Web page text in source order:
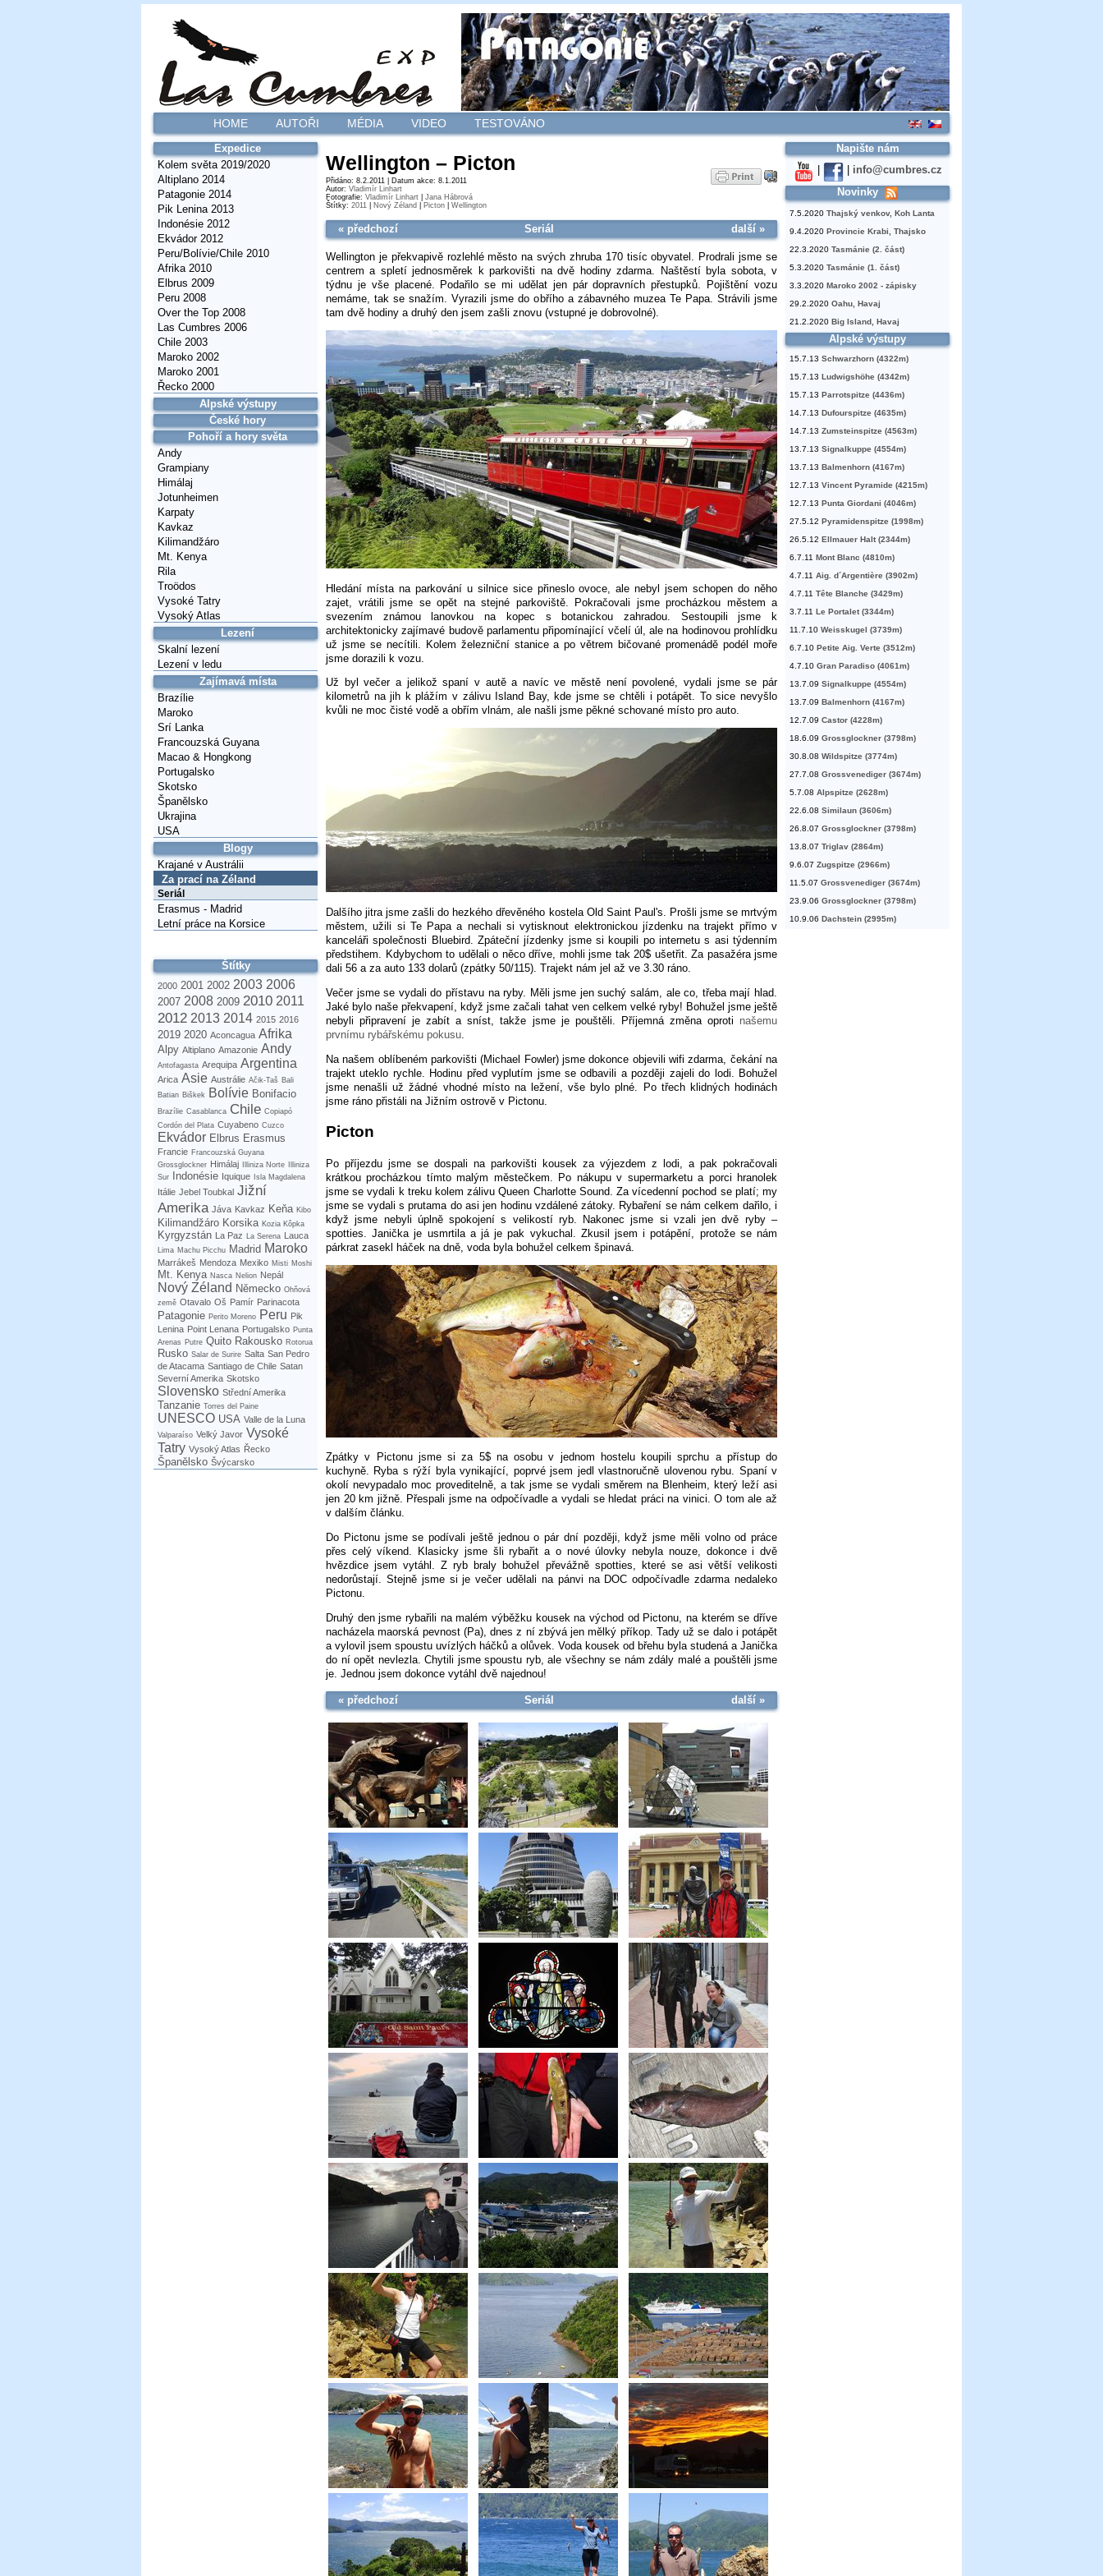
HOME AUTOŘI MÉDIA VIDEO TESTOVÁNO
Expedice
Kolem světa 2019/2020
Altiplano 2014
Patagonie 2014
Pik Lenina 2013
Indonésie 2012
Ekvádor 2012
Peru/Bolívie/Chile 2010
Afrika 2010
Elbrus 2009
Peru 2008
Over the Top 2008
Las Cumbres 2006
Chile 2003
Maroko 2002
Maroko 2001
Řecko 2000
Alpské výstupy
České hory
Pohoří a hory světa
Andy
Grampiany
Himálaj
Jotunheimen
Karpaty
Kavkaz
Kilimandžáro
Mt. Kenya
Rila
Troödos
Vysoké Tatry
Vysoký Atlas
Lezení
Skalní lezení
Lezení v ledu
Zajímavá místa
Brazílie
Maroko
Srí Lanka
Francouzská Guyana
Macao & Hongkong
Portugalsko
Skotsko
Španělsko
Ukrajina
USA
Blogy
Krajané v Austrálii
Za prací na Zéland
Seriál
Erasmus - Madrid
Letní práce na Korsice
Štítky
2000 2001 2002 2003 2006
2007 2008 2009 2010 2011
2012 2013 2014 2015 2016
2019 2020 Aconcagua Afrika
Alpy Altiplano Amazonie Andy
Antofagasta Arequipa Argentina
Arica Asie Austrálie Ačik-Taš Bali
Batian Biškek Bolívie Bonifacio
Brazílie Casablanca Chile Copiapó
Cordón del Plata Cuyabeno Cuzco
Ekvádor Elbrus Erasmus
Francie Francouzská Guyana
Grossglockner Himálaj Illiniza Norte
Illiniza
Sur
Indonésie Iquique Isla Magdalena
Itálie Jebel Toubkal Jižní
Amerika Jáva Kavkaz Keňa Kibo
Kilimandžáro Korsika Kozia Kôpka
Kyrgyzstán La Paz La Serena Lauca
Lima Machu Picchu Madrid Maroko
Marrákeš Mendoza Mexiko Misti Moshi
Mt. Kenya Nasca Nelion Nepál
Nový Zéland Německo Ohňová
země Otavalo Oš Pamír Parinacota
Patagonie Perito Moreno Peru Pik
Lenina Point Lenana Portugalsko Punta
Arenas Putre Quito Rakousko Rotorua
Rusko Salar de Surire Salta San Pedro
de Atacama Santiago de Chile Satan
Severní Amerika Skotsko
Slovensko Střední Amerika
Tanzanie Torres del Paine
UNESCO USA Valle de la Luna
Valparaíso Velký Javor Vysoké
Tatry Vysoký Atlas Řecko
Španělsko Švýcarsko
Wellington – Picton
Přidáno: 8.2.2011 | Datum akce: 8.1.2011
Autor: Vladimír Linhart
Fotografie: Vladimír Linhart
Jana Hábrová
Štítky: 2011 Nový Zéland Picton Wellington
« předchozí Seriál další »
Wellington je překvapivě rozlehlé město na svých zhruba 170 tisíc obyvatel. Prodrali jsme se
centrem a spletí jednosměrek k parkovišti na dvě hodiny zdarma. Naštěstí byla sobota, v
týdnu je vše placené. Podařilo se mi udělat jen pár dopravních přestupků. Pojištění vozu
nemáme, tak se snažím. Vyrazili jsme do obřího a zábavného muzea Te Papa. Strávili jsme
tam dvě hodiny a druhý den jsem zašli znovu (vstupné je dobrovolné).
Hledání místa na parkování u silnice sice přineslo ovoce, ale nebyl jsem schopen do něho
zajet, vrátili jsme se opět na stejné parkoviště. Pokračovali jsme procházkou městem a
svezením známou lanovkou na kopec s botanickou zahradou. Sestoupili jsme k
architektonicky zajímavé budově parlamentu připomínající včelí úl, ale na hodinovou prohlídku
už jsme se necítili. Kolem železniční stanice a po větrem bičované promenádě podél moře
jsme dorazili k vozu.
Už byl večer a jelikož spaní v autě a navíc ve městě není povolené, vydali jsme se pár
kilometrů na jih k plážím v zálivu Island Bay, kde jsme se chtěli i potápět. To sice nevyšlo
kvůli ne moc čisté vodě a obřím vlnám, ale našli jsme pěkné schované místo pro auto.
Dalšího jitra jsme zašli do hezkého dřevěného kostela Old Saint Paul's. Prošli jsme se mrtvým
městem, užili si Te Papa a nechali si vytisknout elektronickou jízdenku na trajekt přímo v
kanceláři společnosti Bluebird. Zpáteční jízdenky jsme si koupili po internetu s asi týdenním
předstihem. Kdybychom to udělali o něco dříve, mohli jsme tak 20$ ušetřit. Za pasažéra jsme
dali 56 a za auto 133 dolarů (zpátky 50/115). Trajekt nám jel až ve 3.30 ráno.
Večer jsme se vydali do přístavu na ryby. Měli jsme jen suchý salám, ale co, třeba mají hlad.
Jaké bylo naše překvapení, když jsme začali tahat ven celkem velké ryby! Bohužel jsme ještě
nebyli připravení je zabít a sníst, takže jsme je pouštěli. Příjemná změna oproti našemu
prvnímu rybářskému pokusu
Na našem oblíbeném parkovišti (Michael Fowler) jsme dokonce objevili wifi zdarma, čekání na
trajekt uteklo rychle. Hodinu před vyplutím jsme se odbavili a později zajeli do lodi. Bohužel
jsme nenašli už žádné vhodné místo na ležení, vše bylo plné. Po třech klidných hodinách
jsme ráno přistáli na Jižním ostrově v Pictonu.
Picton
Po příjezdu jsme se dospali na parkovišti kousek za výjezdem z lodi, a pak pokračovali
krátkou procházkou tímto malým městečkem. Po nákupu v supermarketu a porci hranolek
jsme se vydali k treku kolem zálivu Queen Charlotte Sound. Za vícedenní pochod se platí; my
jsme se vydali s prutama do asi jen hodinu vzdálené zátoky. Rybaření se nám celkem dařilo, i
když jsme nebyli úplně spokojení s velikostí ryb. Nakonec jsme si vzali jen dvě ryby –
spotties. Janička je usmrtila a já je pak vykuchal. Zkusil jsem i potápění, protože se nám
párkrat zasekl háček na dně, voda byla bohužel celkem špinavá.
Zpátky v Pictonu jsme si za 5$ na osobu v jednom hostelu koupili sprchu a přístup do
kuchyně. Ryba s rýží byla vynikající, poprvé jsem jedl vlastnoručně ulovenou rybu. Spaní v
okolí nevypadalo moc proveditelně, a tak jsme se vydali směrem na Blenheim, který leží asi
jen 20 km jižně. Přespali jsme na odpočívadle a vydali se hledat práci na vinici. O tom ale až
v dalším článku.
Do Pictonu jsme se podívali ještě jednou o pár dní později, když jsme měli volno od práce
přes celý víkend. Klasicky jsme šli rybařit a o nové úlovky nebyla nouze, dokonce i dvě
hvězdice jsem vytáhl. Z ryb braly bohužel převážně spotties, které se asi větší velikosti
nedorůstají. Stejně jsme si je večer udělali na pánvi na DOC odpočívadle zdarma nedaleko
Pictonu.
Druhý den jsme rybařili na malém výběžku kousek na východ od Pictonu, na kterém se dříve
nacházela maorská pevnost (Pa), dnes z ní zbývá jen mělký příkop. Tady už se dalo i potápět
a vylovil jsem spoustu uvízlých háčků a olůvek. Voda kousek od břehu byla studená a Janička
do ní opět nevlezla. Chytili jsme spoustu ryb, ale všechny se nám zdály malé a pouštěli jsme
je. Jednou jsem dokonce vytáhl dvě najednou!
« předchozí Seriál další »
Napište nám
info@cumbres.cz
Novinky
7.5.2020 Thajský venkov, Koh Lanta
9.4.2020 Provincie Krabi, Thajsko
22.3.2020 Tasmánie (2. část)
5.3.2020 Tasmánie (1. část)
3.3.2020 Maroko 2002 - zápisky
29.2.2020 Oahu, Havaj
21.2.2020 Big Island, Havaj
Alpské výstupy
15.7.13 Schwarzhorn (4322m)
15.7.13 Ludwigshöhe (4342m)
15.7.13 Parrotspitze (4436m)
14.7.13 Dufourspitze (4635m)
14.7.13 Zumsteinspitze (4563m)
13.7.13 Signalkuppe (4554m)
13.7.13 Balmenhorn (4167m)
12.7.13 Vincent Pyramide (4215m)
12.7.13 Punta Giordani (4046m)
27.5.12 Pyramidenspitze (1998m)
26.5.12 Ellmauer Halt (2344m)
6.7.11 Mont Blanc (4810m)
4.7.11 Aig. d´Argentière (3902m)
4.7.11 Tête Blanche (3429m)
3.7.11 Le Portalet (3344m)
11.7.10 Weisskugel (3739m)
6.7.10 Petite Aig. Verte (3512m)
4.7.10 Gran Paradiso (4061m)
13.7.09 Signalkuppe (4554m)
13.7.09 Balmenhorn (4167m)
12.7.09 Castor (4228m)
18.6.09 Grossglockner (3798m)
30.8.08 Wildspitze (3774m)
27.7.08 Grossvenediger (3674m)
5.7.08 Alpspitze (2628m)
22.6.08 Similaun (3606m)
26.8.07 Grossglockner (3798m)
13.8.07 Triglav (2864m)
9.6.07 Zugspitze (2966m)
11.5.07 Grossvenediger (3674m)
23.9.06 Grossglockner (3798m)
10.9.06 Dachstein (2995m)